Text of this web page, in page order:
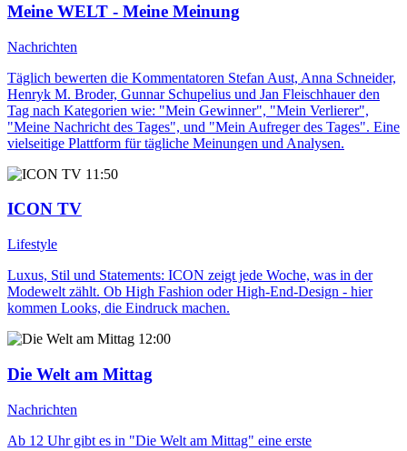
Meine WELT - Meine Meinung
Nachrichten
Täglich bewerten die Kommentatoren Stefan Aust, Anna Schneider,
Henryk M. Broder, Gunnar Schupelius und Jan Fleischhauer den
Tag nach Kategorien wie: "Mein Gewinner", "Mein Verlierer",
"Meine Nachricht des Tages", und "Mein Aufreger des Tages". Eine
vielseitige Plattform für tägliche Meinungen und Analysen.
11:50
ICON TV
Lifestyle
Luxus, Stil und Statements: ICON zeigt jede Woche, was in der
Modewelt zählt. Ob High Fashion oder High-End-Design - hier
kommen Looks, die Eindruck machen.
12:00
Die Welt am Mittag
Nachrichten
Ab 12 Uhr gibt es in "Die Welt am Mittag" eine erste